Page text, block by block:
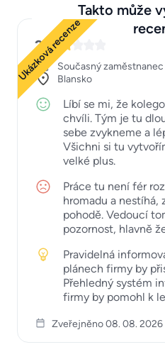
Takto může
Ukázková recenze
2
Současný zaměstnanec
Blansko
Líbí se mi, že
chvíli. Tým je tu
sebe zvykneme a
Všichni si tu
velké plus.
Práce tu není fér
hromadu a nestíhá,
pohodě. Vedoucí
pozornost, hlavně
Pravidelná
plánech firmy by
Přehledný systém
firmy by pomohl k
Zveřejněno 08. 08. 2026